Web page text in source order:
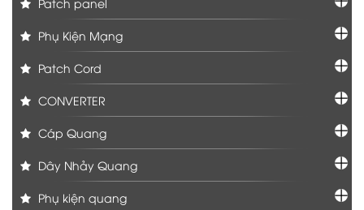
Patch panel
Phụ Kiện Mạng
Patch Cord
CONVERTER
Cáp Quang
Dây Nhảy Quang
Phụ kiện quang